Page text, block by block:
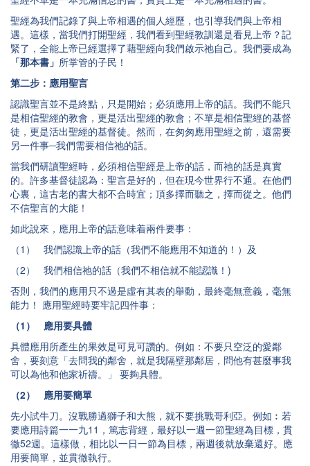
聖經為我們記錄了與上帝相遇的個人經歷，也引導我們與上帝相
遇。這樣，當我們打開聖經，我們看到聖經教訓還是看見上帝？記
緊了，全能上帝已經選擇了藉聖經向我們啟示祂自己。我們要成為
「那本書」 所掌管的子民！
第二步：應用聖言
認識聖言並不是終點，只是開始；必須應用上帝的話。我們不能只
是相信聖經的教會，更是活出聖經的教會；不單是相信聖經的基督
徒，更是活出聖經的基督徒。然而，在匆匆應用聖經之前，還需要
另一件事─我們需要相信祂的話。
當我們研讀聖經時，必須相信聖經是上帝的話，而祂的話是真實
的。許多基督徒認為：聖言是好的，但在現今世界行不通。在他們
心裏，這古老的書大都不合時宜；頂多擇而聽之，擇而從之。他們
不信聖言的大能！
如此說來，應用上帝的話意味着兩件要事：
（1） 我們認識上帝的話（我們不能應用不知道的！）及
（2） 我們相信祂的話（我們不相信就不能認識！)
否則，我們的應用只不過是虛有其表的舉動，最終毫無意義，毫無
能力！ 應用聖經時要牢記四件事：
（1） 應用要具體
具體應用所產生的果效是可見可讚的。例如：不要只空泛的愛鄰
舍，要刻意「去問我的鄰舍，就是我隔壁那鄰居，問他有甚麼事我
可以為他和他家祈禱。」 要夠具體。
（2） 應用要簡單
先小試牛刀。沒戰勝過獅子和大熊，就不要挑戰哥利亞。例如︰若
要應用詩篇一一九11，篤志背經，最好以一週一節聖經為目標，貫
徹52週。這樣做，相比以一日一節為目標，兩週後就放棄還好。應
用要簡單，並貫徹執行。